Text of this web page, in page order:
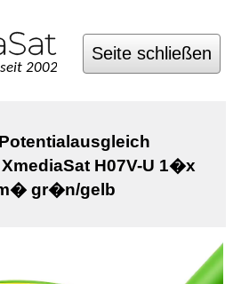
2002
Seite schließen
H07V-U 1�x
gr�n/gelb